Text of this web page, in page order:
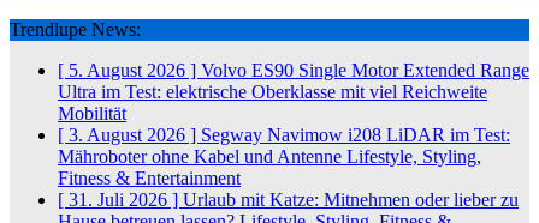
Trendlupe News:
[ 5. August 2026 ] Volvo ES90 Single Motor Extended Range
Ultra im Test: elektrische Oberklasse mit viel Reichweite
Mobilität
[ 3. August 2026 ] Segway Navimow i208 LiDAR im Test:
Mähroboter ohne Kabel und Antenne Lifestyle, Styling,
Fitness & Entertainment
[ 31. Juli 2026 ] Urlaub mit Katze: Mitnehmen oder lieber zu